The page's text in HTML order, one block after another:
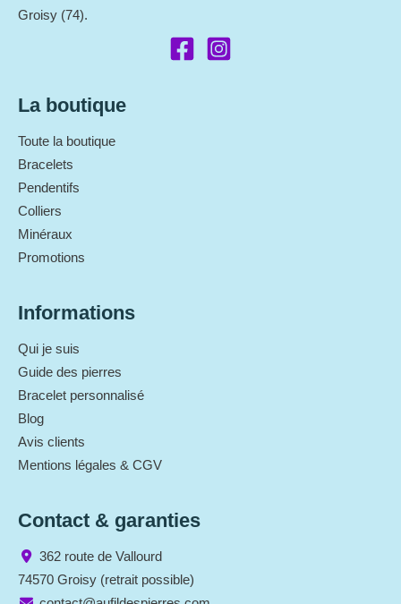
Groisy (74).
La boutique
Toute la boutique
Bracelets
Pendentifs
Colliers
Minéraux
Promotions
Informations
Qui je suis
Guide des pierres
Bracelet personnalisé
Blog
Avis clients
Mentions légales & CGV
Contact & garanties
362 route de Vallourd
74570 Groisy (retrait possible)